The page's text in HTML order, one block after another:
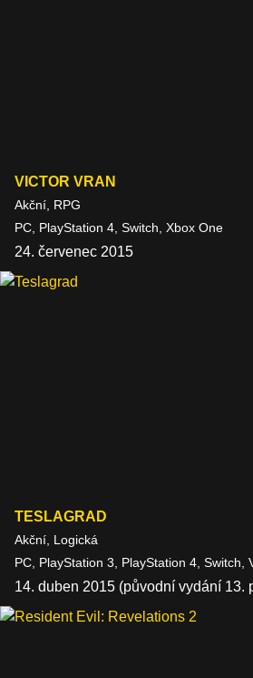
VICTOR VRAN
Akční, RPG
PC, PlayStation 4, Switch, Xbox One
24. červenec 2015
TESLAGRAD
Akční, Logická
PC, PlayStation 3, PlayStation 4, Switch,
14. duben 2015 (původní vydání 13.